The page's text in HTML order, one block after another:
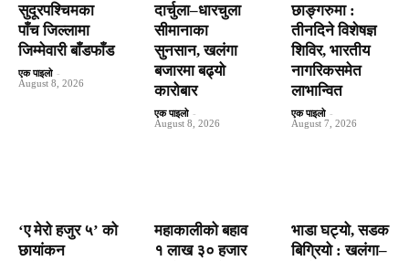
सुदूरपश्चिमका
पाँच जिल्लामा
जिम्मेवारी बाँडफाँड
एक पाइलो -
August 8, 2026
दार्चुला–धारचुला
सीमानाका
सुनसान, खलंगा
बजारमा बढ्यो
कारोबार
एक पाइलो -
August 8, 2026
छाङ्गरुमा :
तीनदिने विशेषज्ञ
शिविर, भारतीय
नागरिकसमेत
लाभान्वित
एक पाइलो -
August 7, 2026
‘ए मेरो हजुर ५’ को
छायांकन
महाकालीको बहाव
१ लाख ३० हजार
भाडा घट्यो, सडक
बिग्रियो : खलंगा–